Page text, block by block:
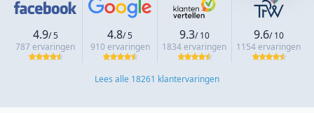
4.9/ 5
787 ervaringen
4.8/ 5
910 ervaringen
9.3/ 10
1834 ervaringen
9.6/ 10
1154 ervaringen
Lees alle 18261 klantervaringen